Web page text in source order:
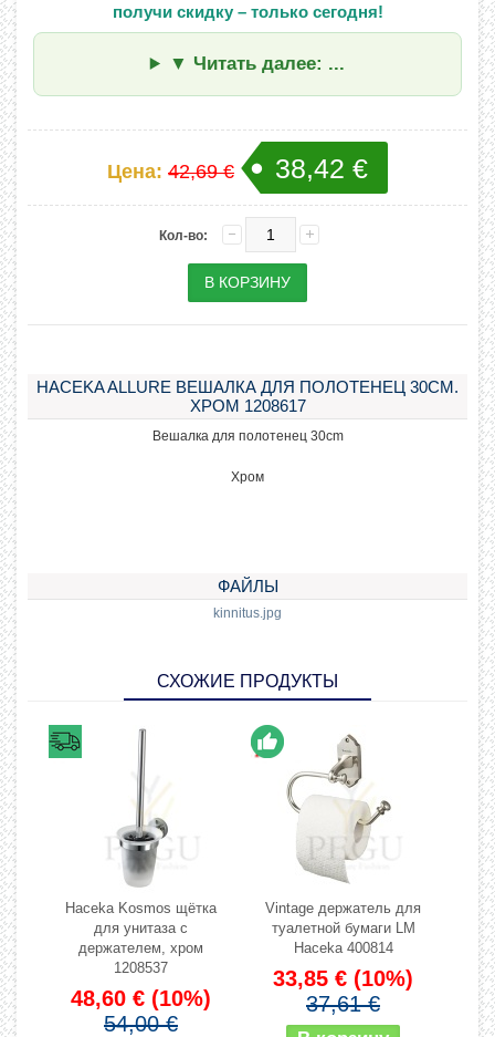
получи скидку – только сегодня!
▼ Читать далее: ...
Цена: 42,69 € 38,42 €
Кол-во:
HACEKA ALLURE ВЕШАЛКА ДЛЯ ПОЛОТЕНЕЦ 30CM.
ХРОМ 1208617
Вешалка для полотенец 30cm
Хром
ФАЙЛЫ
kinnitus.jpg
СХОЖИЕ ПРОДУКТЫ
Haceka Kosmos щётка
для унитаза с
держателем, хром
1208537
48,60 € (10%)
54,00 €
Vintage держатель для
туалетной бумаги LM
Haceka 400814
33,85 € (10%)
37,61 €